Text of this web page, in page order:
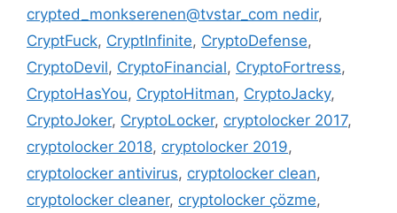
crypted_monkserenen@tvstar_com nedir,
CryptFuck, CryptInfinite, CryptoDefense,
CryptoDevil, CryptoFinancial, CryptoFortress,
CryptoHasYou, CryptoHitman, CryptoJacky,
CryptoJoker, CryptoLocker, cryptolocker 2017,
cryptolocker 2018, cryptolocker 2019,
cryptolocker antivirus, cryptolocker clean,
cryptolocker cleaner, cryptolocker çözme,